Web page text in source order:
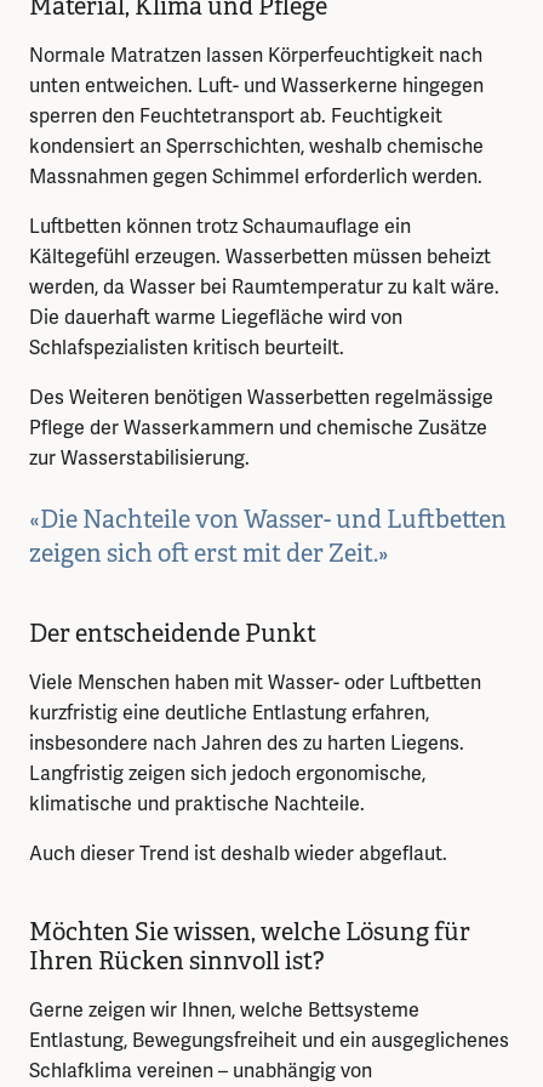
Material, Klima und Pflege
Normale Matratzen lassen Körperfeuchtigkeit nach
unten entweichen. Luft- und Wasserkerne hingegen
sperren den Feuchtetransport ab. Feuchtigkeit
kondensiert an Sperrschichten, weshalb chemische
Massnahmen gegen Schimmel erforderlich werden.
Luftbetten können trotz Schaumauflage ein
Kältegefühl erzeugen. Wasserbetten müssen beheizt
werden, da Wasser bei Raumtemperatur zu kalt wäre.
Die dauerhaft warme Liegefläche wird von
Schlafspezialisten kritisch beurteilt.
Des Weiteren benötigen Wasserbetten regelmässige
Pflege der Wasserkammern und chemische Zusätze
zur Wasserstabilisierung.
«Die Nachteile von Wasser- und Luftbetten
zeigen sich oft erst mit der Zeit.»
Der entscheidende Punkt
Viele Menschen haben mit Wasser- oder Luftbetten
kurzfristig eine deutliche Entlastung erfahren,
insbesondere nach Jahren des zu harten Liegens.
Langfristig zeigen sich jedoch ergonomische,
klimatische und praktische Nachteile.
Auch dieser Trend ist deshalb wieder abgeflaut.
Möchten Sie wissen, welche Lösung für
Ihren Rücken sinnvoll ist?
Gerne zeigen wir Ihnen, welche Bettsysteme
Entlastung, Bewegungsfreiheit und ein ausgeglichenes
Schlafklima vereinen – unabhängig von